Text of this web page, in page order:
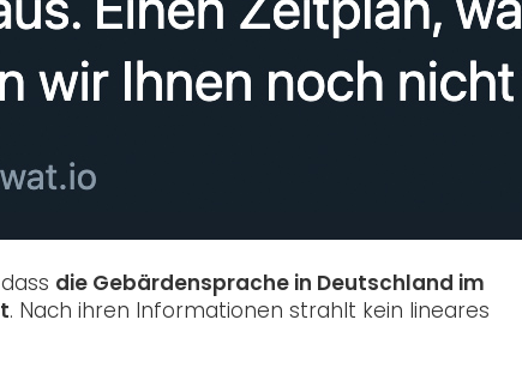
die Gebärdensprache in Deutschland im
. Nach ihren Informationen strahlt kein lineares